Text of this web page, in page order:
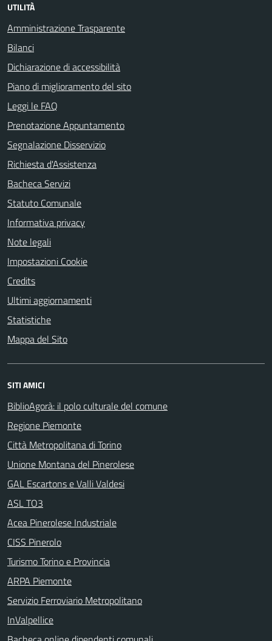
UTILITÀ
Amministrazione Trasparente
Bilanci
Dichiarazione di accessibilità
Piano di miglioramento del sito
Leggi le FAQ
Prenotazione Appuntamento
Segnalazione Disservizio
Richiesta d'Assistenza
Bacheca Servizi
Statuto Comunale
Informativa privacy
Note legali
Impostazioni Cookie
Credits
Ultimi aggiornamenti
Statistiche
Mappa del Sito
SITI AMICI
BiblioAgorà: il polo culturale del comune
Regione Piemonte
Città Metropolitana di Torino
Unione Montana del Pinerolese
GAL Escartons e Valli Valdesi
ASL TO3
Acea Pinerolese Industriale
CISS Pinerolo
Turismo Torino e Provincia
ARPA Piemonte
Servizio Ferroviario Metropolitano
InValpellice